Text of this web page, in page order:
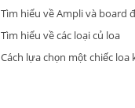
Tìm hiểu về Ampli và board
Tìm hiểu về các loại củ loa
Cách lựa chọn một chiếc loa